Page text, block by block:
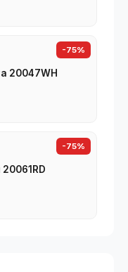
-75%
20047WH
-75%